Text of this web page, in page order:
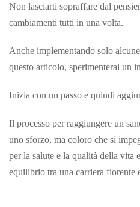
Non lasciarti sopraffare dal
cambiamenti tutti in una volta.
Anche implementando solo
questo articolo, sperimenterai un
Inizia con un passo e quindi
Il processo per raggiungere un
uno sforzo, ma coloro che si
per la salute e la qualità della vita
equilibrio tra una carriera fiorente